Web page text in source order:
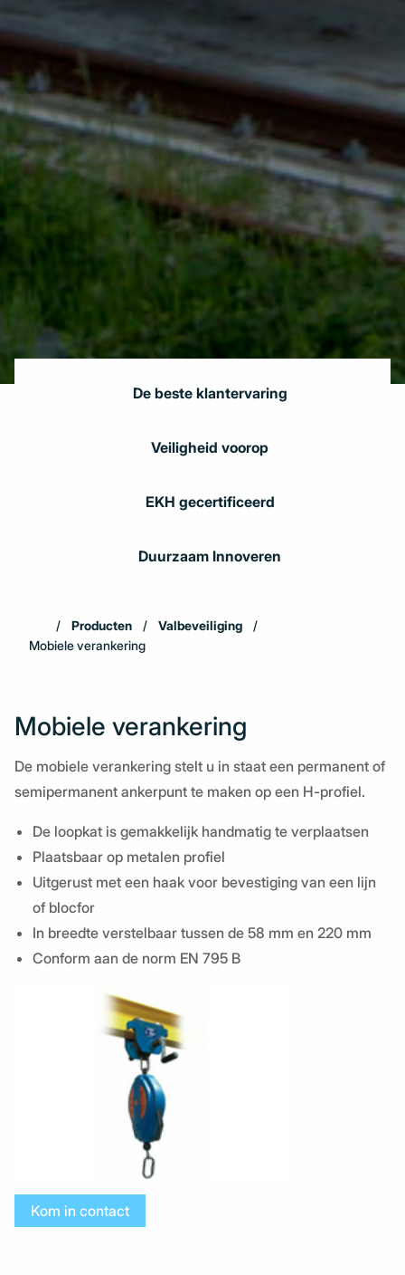
De beste klantervaring
Veiligheid voorop
EKH gecertificeerd
Duurzaam Innoveren
Producten
Valbeveiliging
Mobiele verankering
Mobiele verankering
De mobiele verankering stelt u in staat een permanent of
semipermanent ankerpunt te maken op een H-profiel.
De loopkat is gemakkelijk handmatig te verplaatsen
Plaatsbaar op metalen profiel
Uitgerust met een haak voor bevestiging van een lijn
of blocfor
In breedte verstelbaar tussen de 58 mm en 220 mm
Conform aan de norm EN 795 B
Kom in contact